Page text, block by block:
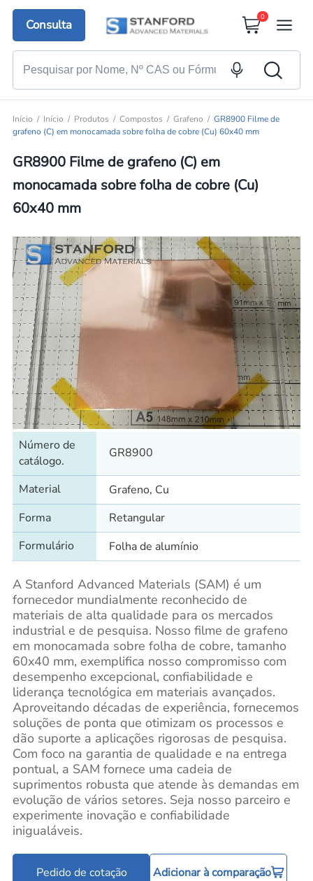
Consulta
0
Início Início Produtos Compostos Grafeno
GR8900 Filme de
grafeno (C) em monocamada sobre folha de cobre (Cu) 60x40 mm
GR8900 Filme de grafeno (C) em
monocamada sobre folha de cobre (Cu)
60x40 mm
Número de
catálogo.
GR8900
Material
Grafeno, Cu
Forma
Retangular
Formulário
Folha de alumínio
A Stanford Advanced Materials (SAM) é um
fornecedor mundialmente reconhecido de
materiais de alta qualidade para os mercados
industrial e de pesquisa. Nosso filme de grafeno
em monocamada sobre folha de cobre, tamanho
60x40 mm, exemplifica nosso compromisso com
desempenho excepcional, confiabilidade e
liderança tecnológica em materiais avançados.
Aproveitando décadas de experiência, fornecemos
soluções de ponta que otimizam os processos e
dão suporte a aplicações rigorosas de pesquisa.
Com foco na garantia de qualidade e na entrega
pontual, a SAM fornece uma cadeia de
suprimentos robusta que atende às demandas em
evolução de vários setores. Seja nosso parceiro e
experimente inovação e confiabilidade
inigualáveis.
Pedido de cotação Adicionar à comparação